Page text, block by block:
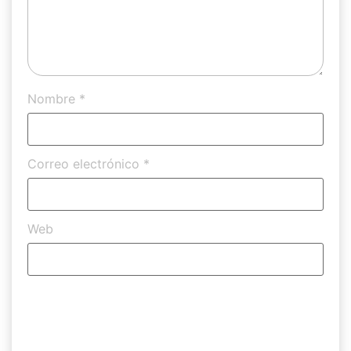
Nombre *
Correo electrónico *
Web